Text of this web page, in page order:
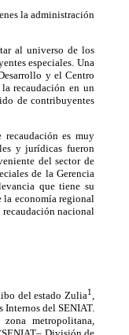
la administración
al universo de los
especiales. Una
y el Centro
recaudación en un
de contribuyentes
recaudación es muy
y jurídicas fueron
del sector de
de la Gerencia
que tiene su
economía regional
nacional
del estado Zulia1
del SENIAT.
metropolitana,